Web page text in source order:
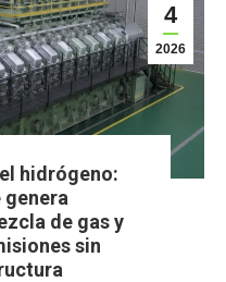
4
2026
hidrógeno:
genera
de gas y
sin